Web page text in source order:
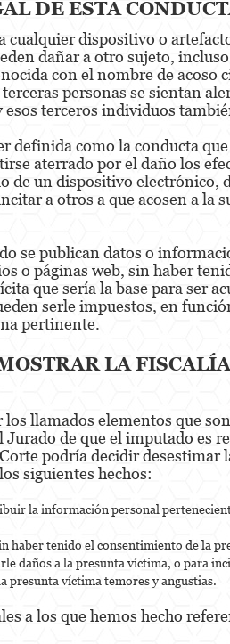
DE ESTA
cualquier dispositivo o
dañar a otro sujeto,
con el nombre de
personas se sientan
terceros individuos
definida como la conducta
aterrado por el daño los
de un dispositivo
a otros a que acosen a la
se publican datos o
o páginas web, sin haber
que sería la base para ser
serle impuestos, en
pertinente.
LA
llamados elementos que
de que el imputado es
podría decidir desestimar
siguientes hechos:
la información personal
haber tenido el consentimiento de la
daños a la presunta víctima, o para
presunta víctima temores y angustias.
a los que hemos hecho